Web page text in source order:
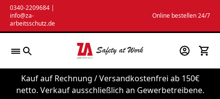
Zum
Inhalt
springen
0340-2209684 |
info@za-
arbeitsschutz.de
Online bestellen 24/7
Kauf auf Rechnung / Versandkostenfrei ab 150€
netto. Verkauf ausschließlich an Gewerbetreibene.